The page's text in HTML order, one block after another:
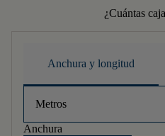
¿Cuántas
Anchura y longitud
Metros
Anchura